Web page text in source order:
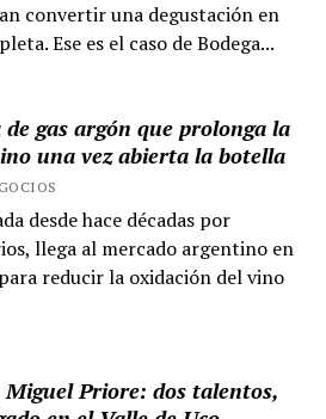
convertir una degustación en
Ese es el caso de Bodega...
gas argón que prolonga la
una vez abierta la botella
desde hace décadas por
llega al mercado argentino en
reducir la oxidación del vino
Priore: dos talentos,